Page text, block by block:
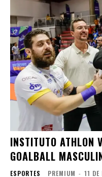
INSTITUTO ATHLON
GOALBALL
ESPORTES PREMIUM - 11 DE